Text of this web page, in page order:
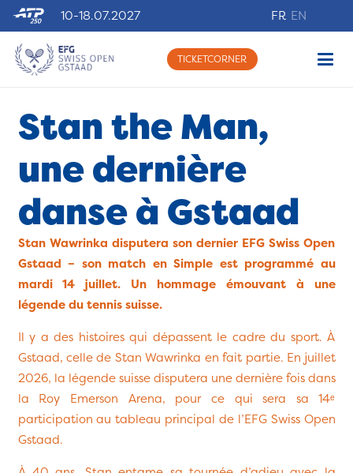
10-18.07.2027 FR EN
TICKETCORNER
Stan the Man,
une dernière
danse à Gstaad
Stan Wawrinka disputera son dernier EFG Swiss Open
Gstaad – son match en Simple est programmé au
mardi 14 juillet. Un hommage émouvant à une
légende du tennis suisse.
Il y a des histoires qui dépassent le cadre du sport. À
Gstaad, celle de Stan Wawrinka en fait partie. En juillet
2026, la légende suisse disputera une dernière fois dans
la Roy Emerson Arena, pour ce qui sera sa 14ᵉ
participation au tableau principal de l’EFG Swiss Open
Gstaad.